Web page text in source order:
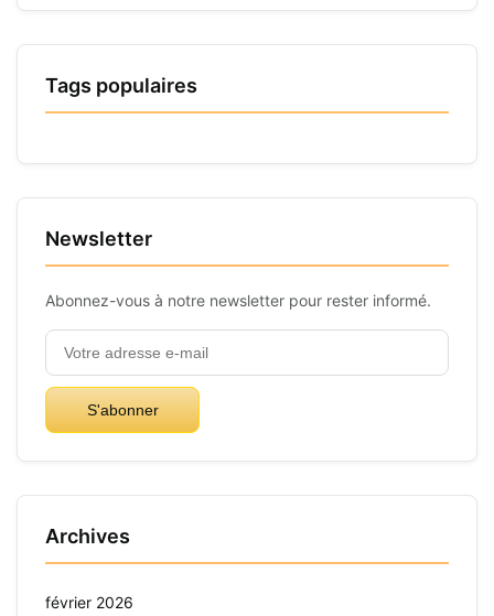
Tags populaires
Newsletter
Abonnez-vous à notre newsletter pour rester informé.
S'abonner
Archives
février 2026